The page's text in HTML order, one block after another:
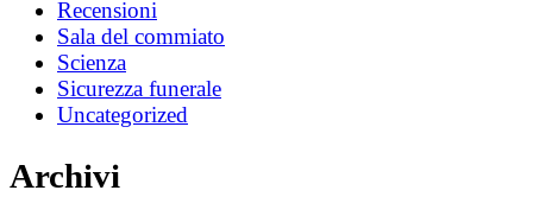
Recensioni
Sala del commiato
Scienza
Sicurezza funerale
Uncategorized
Archivi